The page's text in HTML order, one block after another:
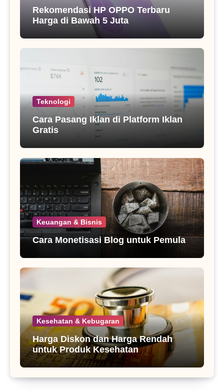
Rekomendasi HP OPPO Terbaru
Harga di Bawah 5 Juta
Teknologi
Cara Pasang Iklan di Platform Iklan
Gratis
Keuangan & Bisnis
Cara Monetisasi Blog untuk Pemula
Kesehatan & Kebugaran
Harga Diskon dan Harga Rendah
untuk Produk Kesehatan